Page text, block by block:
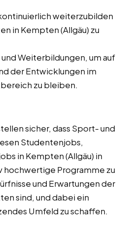
weiterzubilden
in Kempten (Allgäu) zu
Weiterbildungen, um auf
der Entwicklungen im
zu bleiben.
sicher, dass Sport- und
Studentenjobs,
in Kempten (Allgäu) in
hochwertige Programme zu
und Erwartungen der
sind, und dabei ein
Umfeld zu schaffen.